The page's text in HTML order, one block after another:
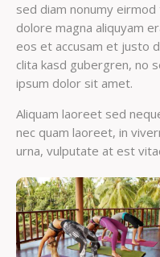
sed diam nonumy
dolore magna aliquyam
eos et accusam et justo
clita kasd gubergren, no
ipsum dolor sit amet.
Aliquam laoreet sed
nec quam laoreet, in
urna, vulputate at est